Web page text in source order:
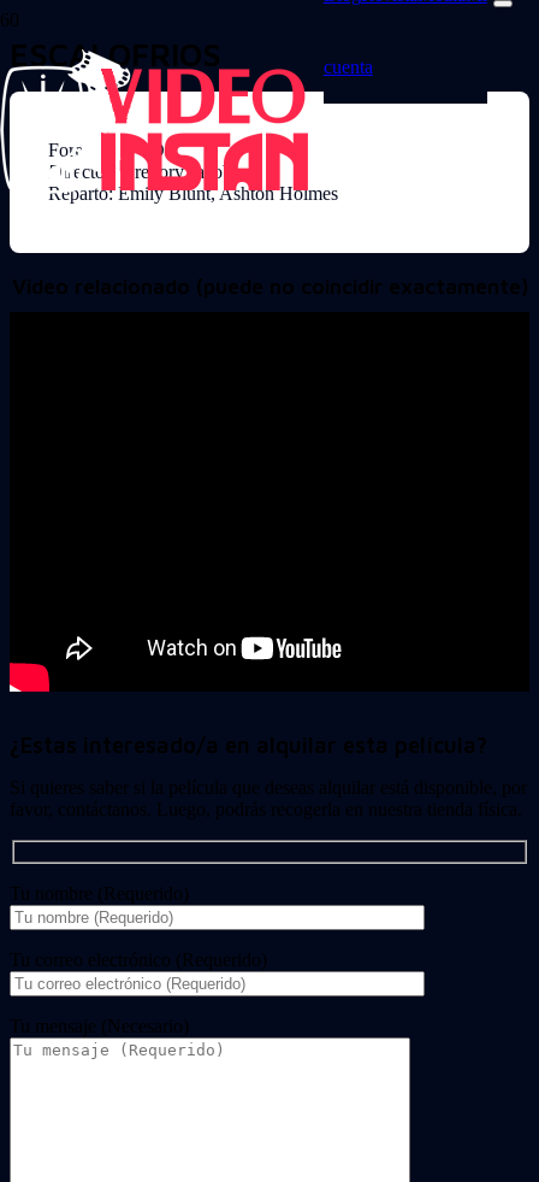
cuenta
ESCALOFRIOS
Formato: DVD
Director: Gregory Jacobs
Reparto: Emily Blunt, Ashton Holmes
Video relacionado (puede no coincidir exactamente)
¿Estas interesado/a en alquilar esta película?
Si quieres saber si la película que deseas alquilar está disponible, por
favor, contáctanos. Luego, podrás recogerla en nuestra tienda física.
Tu nombre (Requerido)
Tu correo electrónico (Requerido)
Tu mensaje (Necesario)